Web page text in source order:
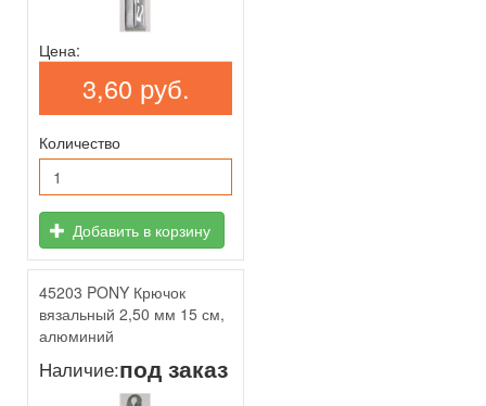
Цена:
3,60 руб.
Количество
Добавить в корзину
45203 PONY Крючок
вязальный 2,50 мм 15 см,
алюминий
Наличие:под заказ